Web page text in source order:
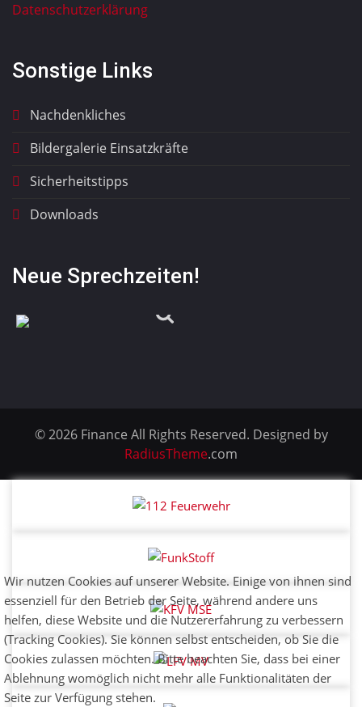
Datenschutzerklärung
Sonstige Links
Nachdenkliches
Bildergalerie Einsatzkräfte
Sicherheitstipps
Downloads
Neue Sprechzeiten!
© 2026 Finance All Rights Reserved. Designed by
RadiusTheme.com
Wir nutzen Cookies auf unserer Website. Einige von ihnen sind
essenziell für den Betrieb der Seite, während andere uns
helfen, diese Website und die Nutzererfahrung zu verbessern
(Tracking Cookies). Sie können selbst entscheiden, ob Sie die
Cookies zulassen möchten. Bitte beachten Sie, dass bei einer
Ablehnung womöglich nicht mehr alle Funktionalitäten der
Seite zur Verfügung stehen.